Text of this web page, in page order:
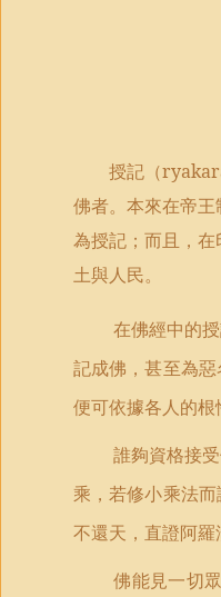
授記（
佛者。本來在帝
為授記；而且，
土與人民。
在佛經中的
記成佛，甚至為
便可依據各人的
誰夠資格接
乘，若修小乘法
不還天，直證阿羅
佛能見一切